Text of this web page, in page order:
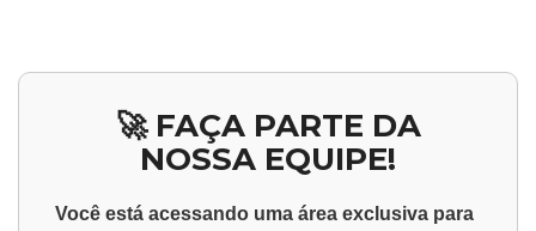
🚀 FAÇA PARTE DA
NOSSA EQUIPE!
Você está acessando uma área exclusiva para